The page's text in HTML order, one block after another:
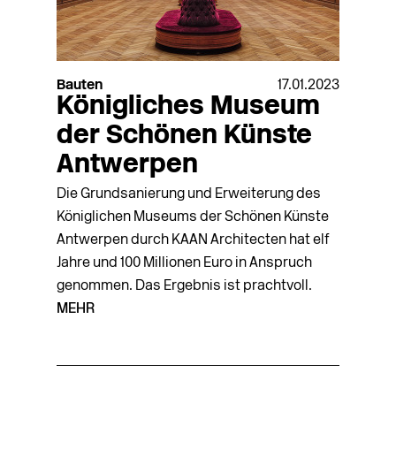
Bauten 17.01.2023
Königliches Museum
der Schönen Künste
Antwerpen
Die Grundsanierung und Erweiterung des
Königlichen Museums der Schönen Künste
Antwerpen durch KAAN Architecten hat elf
Jahre und 100 Millionen Euro in Anspruch
genommen. Das Ergebnis ist prachtvoll.
MEHR